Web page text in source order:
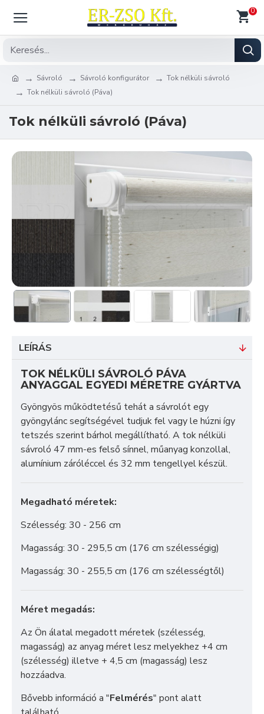
0
Sávroló Sávroló konfigurátor
Tok nélküli sávroló
Tok nélküli sávroló (Páva)
Tok nélküli sávroló (Páva)
LEÍRÁS
TOK NÉLKÜLI SÁVROLÓ PÁVA
ANYAGGAL EGYEDI MÉRETRE GYÁRTVA
Gyöngyös működtetésű tehát a sávrolót egy
gyöngylánc segítségével tudjuk fel vagy le húzni így
tetszés szerint bárhol megállítható. A tok nélküli
sávroló 47 mm-es felső sínnel, műanyag konzollal,
alumínium záróléccel és 32 mm tengellyel készül.
Megadható méretek:
Szélesség: 30 - 256 cm
Magasság: 30 - 295,5 cm (176 cm szélességig)
Magasság: 30 - 255,5 cm (176 cm szélességtől)
Méret megadás:
Az Ön álatal megadott méretek (szélesség,
magasság) az anyag méret lesz melyekhez +4 cm
(szélesség) illetve + 4,5 cm (magasság) lesz
hozzáadva.
Bővebb információ a "Felmérés" pont alatt